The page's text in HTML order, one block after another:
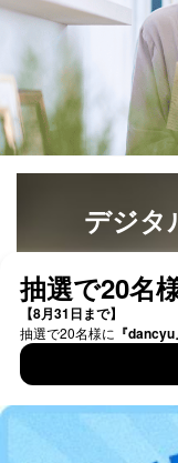
デジタ
書